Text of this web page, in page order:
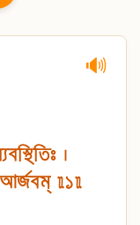
🔊
।
আর্জবম্ ॥১॥